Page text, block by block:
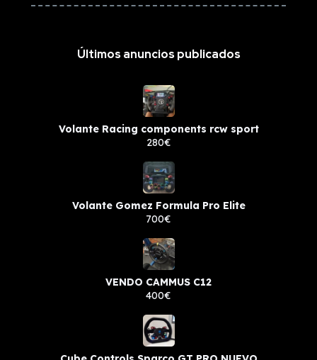
Últimos anuncios publicados
Volante Racing components rcw sport
280€
Volante Gomez Formula Pro Elite
700€
VENDO CAMMUS C12
400€